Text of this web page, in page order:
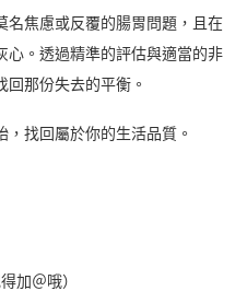
名焦慮或反覆的腸胃問題，且在
心。透過精準的評估與適當的非
那份失去的平衡。
找回屬於你的生活品質。
加＠哦）